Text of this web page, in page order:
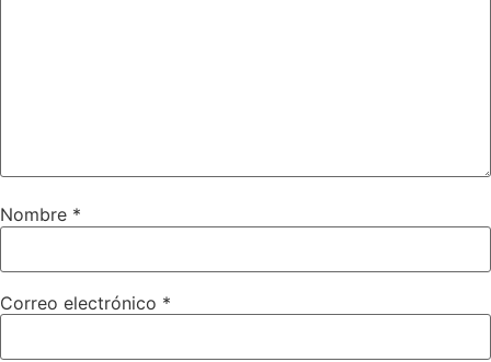
Nombre *
Correo electrónico *